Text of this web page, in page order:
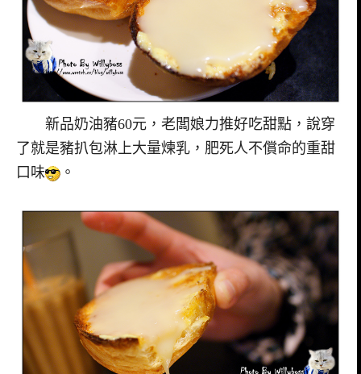
新品奶油豬60元，老闆娘力推好吃甜點，說穿
了就是豬扒包淋上大量煉乳，肥死人不償命的重甜
口味
。